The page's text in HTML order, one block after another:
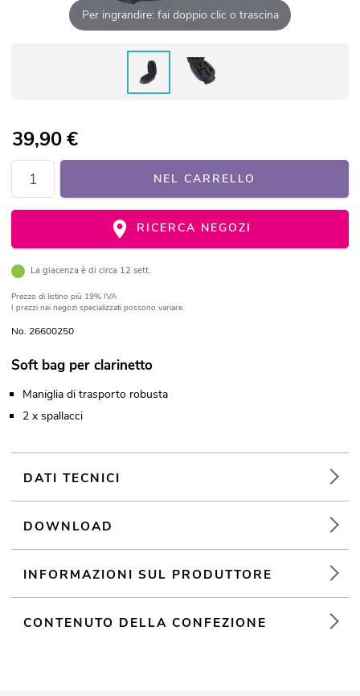
Per ingrandire: fai doppio clic o trascina
39,90€
NEL CARRELLO
RICERCA NEGOZI
La giacenza è di circa 12 sett.
Prezzo di listino più 19% IVA
I prezzi nei negozi specializzati possono variare.
No. 26600250
Soft bag per clarinetto
Maniglia di trasporto robusta
2 x spallacci
DATI TECNICI
DOWNLOAD
INFORMAZIONI SUL PRODUTTORE
CONTENUTO DELLA CONFEZIONE